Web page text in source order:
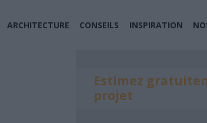
ARCHITECTURE CONSEILS INSPIRATION
Estimez
projet